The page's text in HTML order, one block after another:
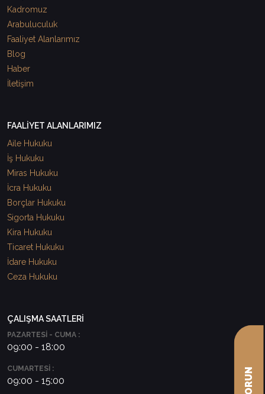
Kadromuz
Arabuluculuk
Faaliyet Alanlarımız
Blog
Haber
İletişim
FAALİYET ALANLARIMIZ
Aile Hukuku
İş Hukuku
Miras Hukuku
İcra Hukuku
Borçlar Hukuku
Sigorta Hukuku
Kira Hukuku
Ticaret Hukuku
İdare Hukuku
Ceza Hukuku
ÇALIŞMA SAATLERİ
PAZARTESİ - CUMA :
09:00 - 18:00
CUMARTESİ :
09:00 - 15:00